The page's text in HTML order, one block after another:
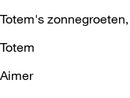
Totem's zonnegroeten,
Totem
Aimer